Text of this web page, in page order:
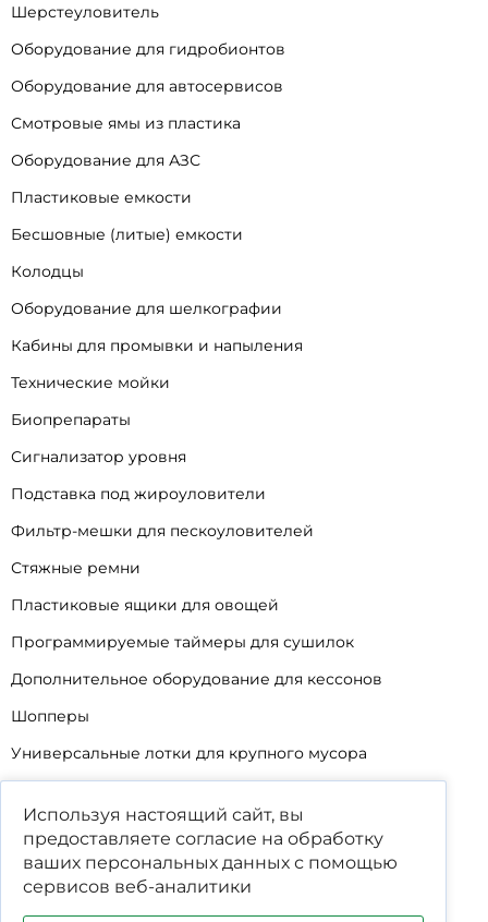
Шерстеуловитель
Оборудование для гидробионтов
Оборудование для автосервисов
Смотровые ямы из пластика
Оборудование для АЗС
Пластиковые емкости
Бесшовные (литые) емкости
Колодцы
Оборудование для шелкографии
Кабины для промывки и напыления
Технические мойки
Биопрепараты
Сигнализатор уровня
Подставка под жироуловители
Фильтр-мешки для пескоуловителей
Стяжные ремни
Пластиковые ящики для овощей
Программируемые таймеры для сушилок
Дополнительное оборудование для кессонов
Шопперы
Универсальные лотки для крупного мусора
Уцененные товары
Используя настоящий сайт, вы
предоставляете согласие на обработку
ваших персональных данных с помощью
сервисов веб-аналитики